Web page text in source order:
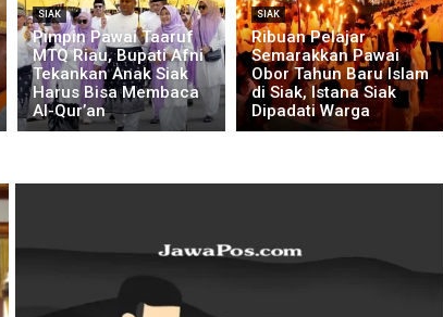
SIAK
Pimpin Pawai Taaruf
MTQ Riau, Bupati Afni
Tekankan Anak Siak
Harus Bisa Membaca
Al-Qur’an
SIAK
Ribuan Pelajar
Semarakkan Pawai
Obor Tahun Baru Islam
di Siak, Istana Siak
Dipadati Warga